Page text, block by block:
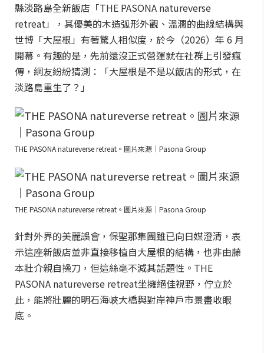
縣淡路島全新飯店「THE PASONA natureverse
retreat」，其優美的木造弧形外觀、溫潤的曲線結構與
世博「大屋根」有著驚人相似度，於今（2026）年 6 月
開幕。有趣的是，先前還沒正式營運就在社群上引發瘋
傳，網友紛紛猜測：「大屋根是不是以飯店的形式，在
淡路島重生了？」
THE PASONA natureverse retreat。圖片來源｜Pasona Group
THE PASONA natureverse retreat。圖片來源｜Pasona Group
針對外界的美麗誤會，保聖那集團雖已向日媒澄清，表
示這座新飯店並非直接移植自大屋根的結構，也非由藤
本壯介親自操刀，但這絲毫不減其話題性。THE
PASONA natureverse retreat坐擁絕佳視野，佇立於
此，能將壯麗的明石海峽大橋與對岸神戶市景盡收眼
底。